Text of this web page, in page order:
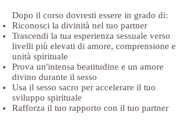
Dopo il corso dovresti essere in grado di:
Riconosci la divinità nel tuo partner
Trascendi la tua esperienza sessuale verso
livelli più elevati di amore, comprensione e
unità spirituale
Prova un'intensa beatitudine e un amore
divino durante il sesso
Usa il sesso sacro per accelerare il tuo
sviluppo spirituale
Rafforza il tuo rapporto con il tuo partner